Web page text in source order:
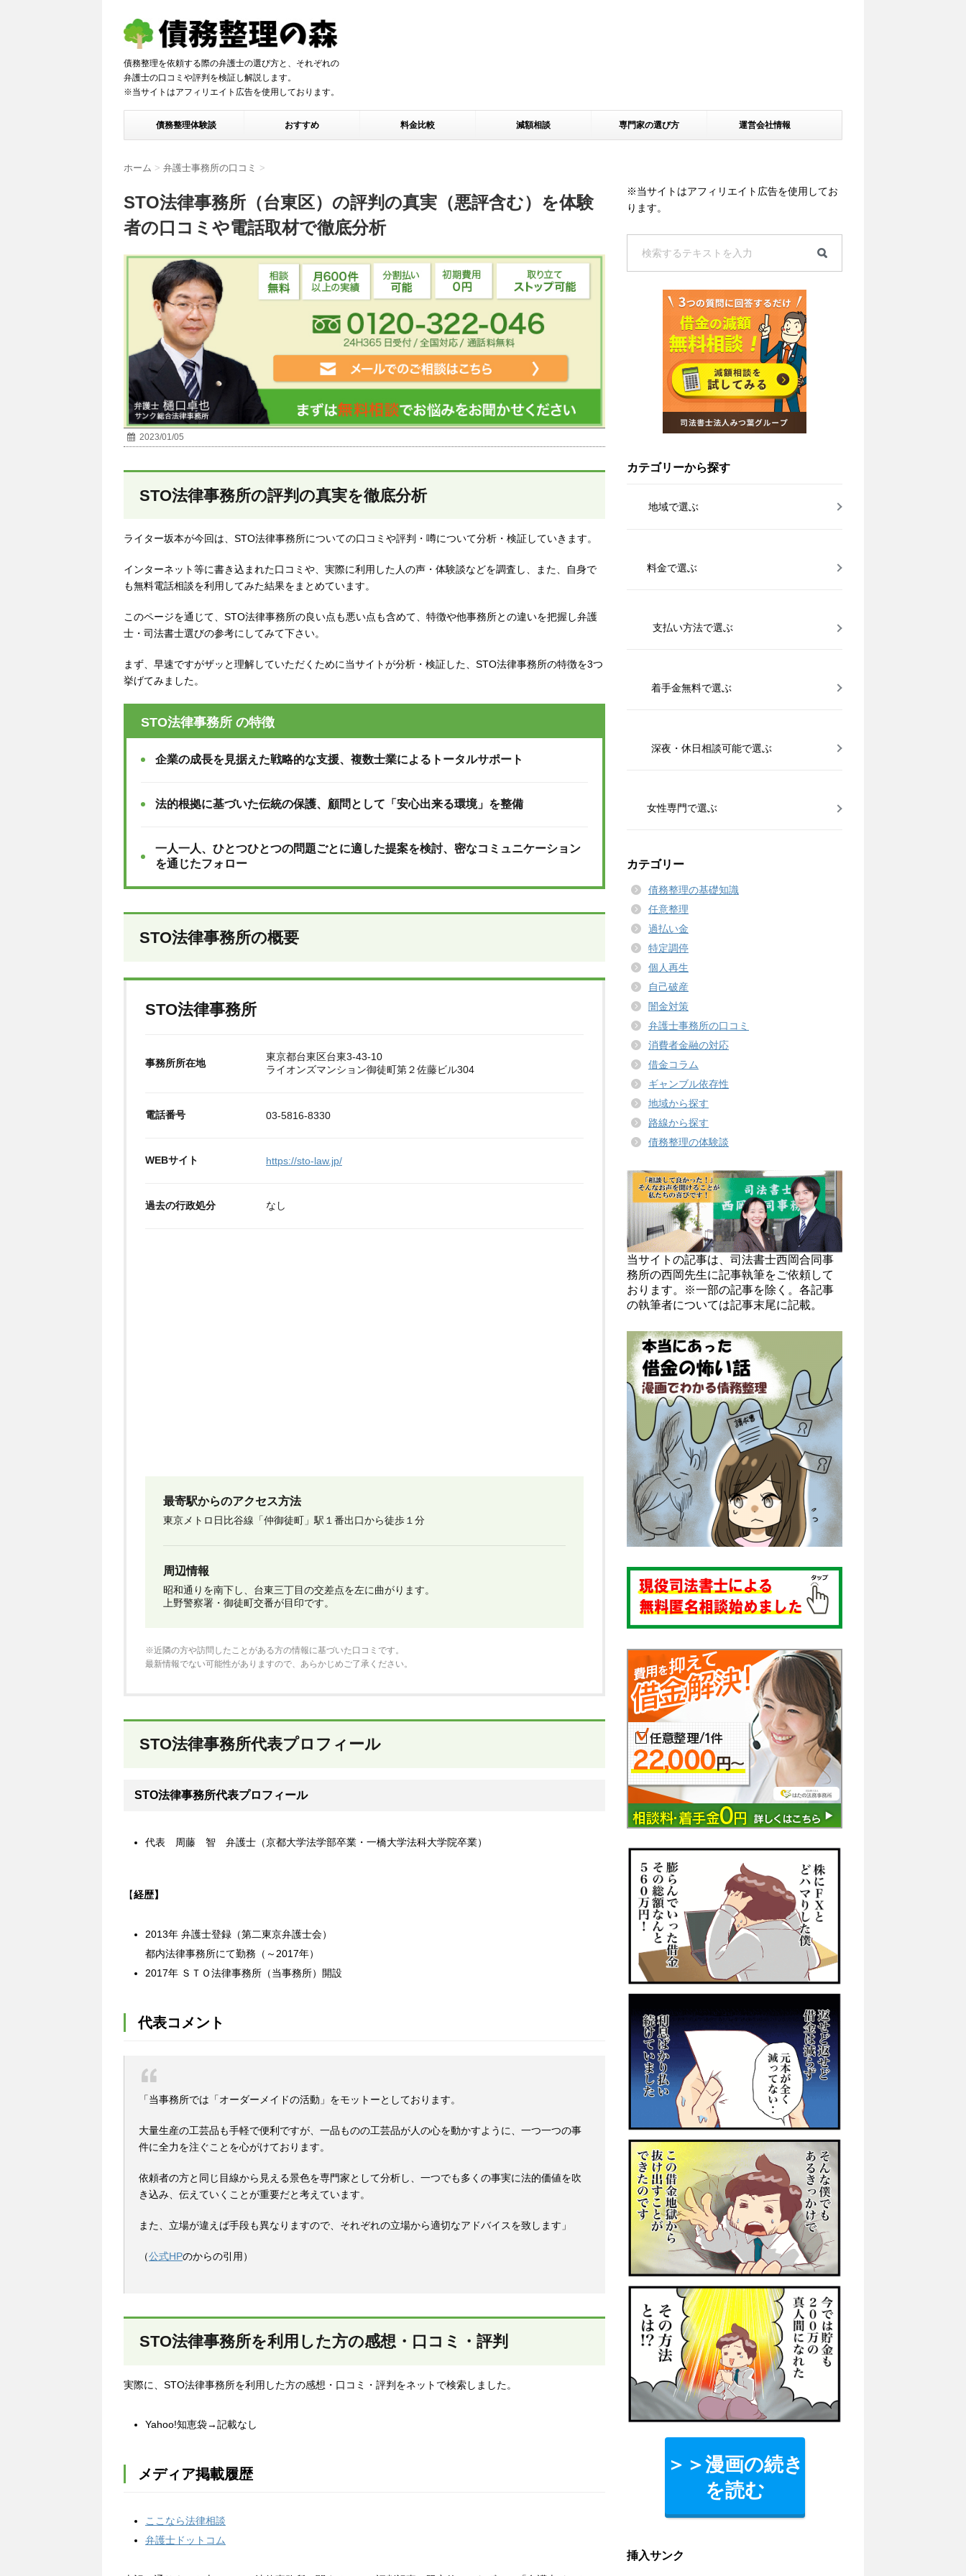
債務整理を依頼する際の弁護士の選び方と、それぞれの
弁護士の口コミや評判を検証し解説します。
※当サイトはアフィリエイト広告を使用しております。
債務整理体験談 おすすめ 料金比較 減額相談 専門家の選び方 運営会社情報
ホーム > 弁護士事務所の口コミ >
STO法律事務所（台東区）の評判の真実（悪評含む）を体験
者の口コミや電話取材で徹底分析
2023/01/05
STO法律事務所の評判の真実を徹底分析
ライター坂本が今回は、STO法律事務所についての口コミや評判・噂について分析・検証していきます。
インターネット等に書き込まれた口コミや、実際に利用した人の声・体験談などを調査し、
また、自身で
も無料電話相談を利用してみた結果をまとめています。
このページを通じて、STO法律事務所の良い点も悪い点も含めて、特徴や他事務所との違いを把握し弁護
士・司法書士選びの参考にしてみて下さい。
まず、早速ですがザッと理解していただくために当サイトが分析・検証した、STO法律事務所の特徴を3つ
挙げてみました。
STO法律事務所 の特徴
企業の成長を見据えた戦略的な支援、複数士業によるトータルサポート
法的根拠に基づいた伝統の保護、顧問として「安心出来る環境」を整備
一人一人、ひとつひとつの問題ごとに適した提案を検討、密なコミュニケーション
を通じたフォロー
STO法律事務所の概要
STO法律事務所
事務所所在地
東京都台東区台東3-43-10
ライオンズマンション御徒町第２佐藤ビル304
電話番号 03-5816-8330
WEBサイト https://sto-law.jp/
過去の行政処分 なし
最寄駅からのアクセス方法
東京メトロ日比谷線「仲御徒町」駅１番出口から徒歩１分
周辺情報
昭和通りを南下し、台東三丁目の交差点を左に曲がります。
上野警察署・御徒町交番が目印です。
※近隣の方や訪問したことがある方の情報に基づいた口コミです。
最新情報でない可能性がありますので、あらかじめご了承ください。
STO法律事務所代表プロフィール
STO法律事務所代表プロフィール
代表 周藤 智 弁護士（京都大学法学部卒業・一橋大学法科大学院卒業）
【経歴】
2013年 弁護士登録（第二東京弁護士会）
都内法律事務所にて勤務（～2017年）
2017年 ＳＴＯ法律事務所（当事務所）開設
代表コメント
「当事務所では「オーダーメイドの活動」をモットーとしております。
大量生産の工芸品も手軽で便利ですが、一品ものの工芸品が人の心を動かすように、一つ一つの事
件に全力を注ぐことを心がけております。
依頼者の方と同じ目線から見える景色を専門家として分析し、一つでも多くの事実に法的価値を吹
き込み、伝えていくことが重要だと考えています。
また、立場が違えば手段も異なりますので、それぞれの立場から適切なアドバイスを致します」
（公式HPのからの引用）
STO法律事務所を利用した方の感想・口コミ・評判
実際に、STO法律事務所を利用した方の感想・口コミ・評判をネットで検索しました。
Yahoo!知恵袋→記載なし
メディア掲載履歴
ここなら法律相談
弁護士ドットコム
※当サイトはアフィリエイト広告を使用してお
ります。
カテゴリーから探す
地域で選ぶ
料金で選ぶ
支払い方法で選ぶ
着手金無料で選ぶ
深夜・休日相談可能で選ぶ
女性専門で選ぶ
カテゴリー
債務整理の基礎知識
任意整理
過払い金
特定調停
個人再生
自己破産
闇金対策
弁護士事務所の口コミ
消費者金融の対応
借金コラム
ギャンブル依存性
地域から探す
路線から探す
債務整理の体験談
当サイトの記事は、司法書士西岡合同事
務所の西岡先生に記事執筆をご依頼して
おります。※一部の記事を除く。各記事
の執筆者については記事末尾に記載。
＞＞漫画の続き
を読む
挿入サンク